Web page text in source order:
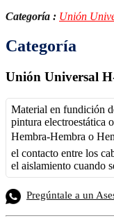
Categoría : Unión
Categoría
Unión Universal
Material en fundición
pintura electroestática
Hembra-Hembra o
el contacto entre los
el aislamiento cuando
Pregúntale a un